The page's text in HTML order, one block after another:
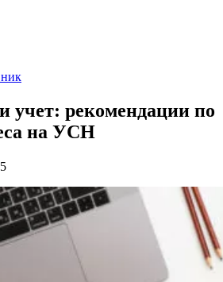
учет: рекомендации по
на УСН